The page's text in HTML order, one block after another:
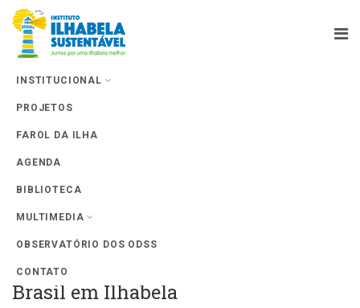
INSTITUCIONAL
PROJETOS
FAROL DA ILHA
AGENDA
BIBLIOTECA
MULTIMEDIA
OBSERVATÓRIO DOS ODSS
CONTATO
Curso do Instituto Sea Shepherd
Brasil em Ilhabela